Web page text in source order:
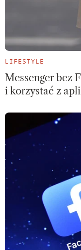
LIFESTYLE
Messenger bez
i korzystać z